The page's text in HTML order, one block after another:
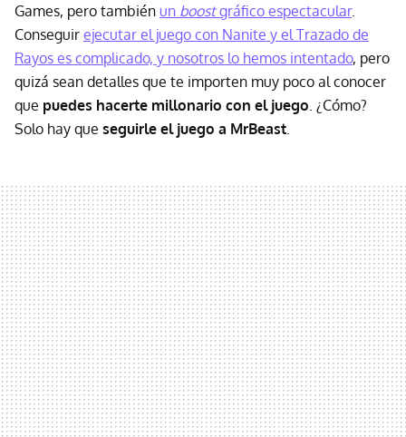
Games, pero también un boostgráfico espectacular.
Conseguir ejecutar el juego con Nanite y el Trazado de
Rayos es complicado, y nosotros lo hemos intentado, pero
quizá sean detalles que te importen muy poco al conocer
que puedes hacerte millonario con el juego . ¿Cómo?
Solo hay que seguirle el juego a MrBeast